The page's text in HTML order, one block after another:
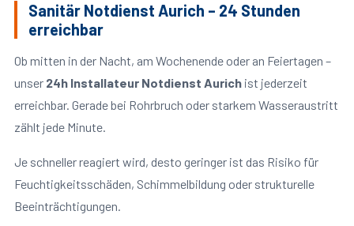
Sanitär Notdienst Aurich – 24 Stunden
erreichbar
Ob mitten in der Nacht, am Wochenende oder an Feiertagen –
unser 24h Installateur Notdienst Aurichist jederzeit
erreichbar. Gerade bei Rohrbruch oder starkem Wasseraustritt
zählt jede Minute.
Je schneller reagiert wird, desto geringer ist das Risiko für
Feuchtigkeitsschäden, Schimmelbildung oder strukturelle
Beeinträchtigungen.